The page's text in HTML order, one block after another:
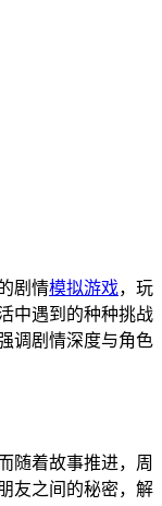
剧情模拟游戏，玩
中遇到的种种挑战
调剧情深度与角色
随着故事推进，周
友之间的秘密，解